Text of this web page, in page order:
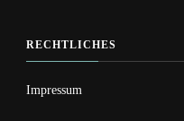
RECHTLICHES
Impressum